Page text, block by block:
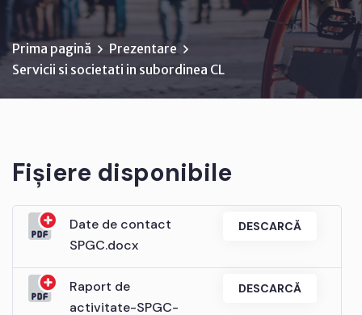
Prima pagină
Prezentare
Servicii si societati in subordinea CL
Fișiere disponibile
Date de contact
SPGC.docx
DESCARCĂ
Raport de
activitate-SPGC-
DESCARCĂ